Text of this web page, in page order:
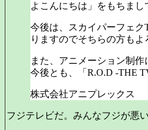
よこんにちは」をもちまし
今後は、スカイパーフェ
りますのでそちらの方もよ
また、アニメーション制
今後とも、「R.O.D -THE
株式会社アニプレックス
フジテレビだ。みんなフジが悪い